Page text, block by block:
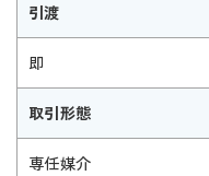
引渡
即
取引形態
専任媒介